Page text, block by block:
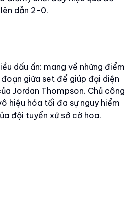
dẫn 2-0.
dấu ấn: mang về những điểm
giữa set để giúp đại diện
Jordan Thompson. Chủ công
hiệu hóa tối đa sự nguy hiểm
đội tuyển xứ sở cờ hoa.